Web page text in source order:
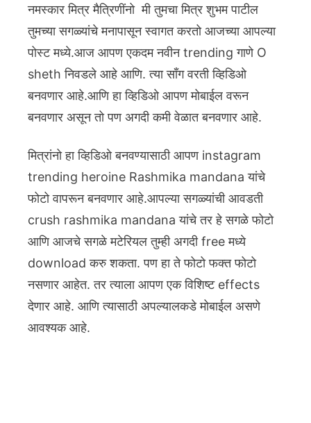
नमस्कार मित्र मैत्रिणींनो मी तुमचा मित्र शुभम पाटील
तुमच्या सगळ्यांचे मनापासून स्वागत करतो आजच्या आपल्या
पोस्ट मध्ये.आज आपण एकदम नवीन trending गाणे O
sheth निवडले आहे आणि. त्या साँग वरती व्हिडिओ
बनवणार आहे.आणि हा व्हिडिओ आपण मोबाईल वरून
बनवणार असून तो पण अगदी कमी वेळात बनवणार आहे.
मित्रांनो हा व्हिडिओ बनवण्यासाठी आपण instagram
trending heroine Rashmika mandana यांचे
फोटो वापरून बनवणार आहे.आपल्या सगळ्यांची आवडती
crush rashmika mandana यांचे तर हे सगळे फोटो
आणि आजचे सगळे मटेरियल तुम्ही अगदी free मध्ये
download करु शकता. पण हा ते फोटो फक्त फोटो
नसणार आहेत. तर त्याला आपण एक विशिष्ट effects
देणार आहे. आणि त्यासाठी अपल्यालकडे मोबाईल असणे
आवश्यक आहे.